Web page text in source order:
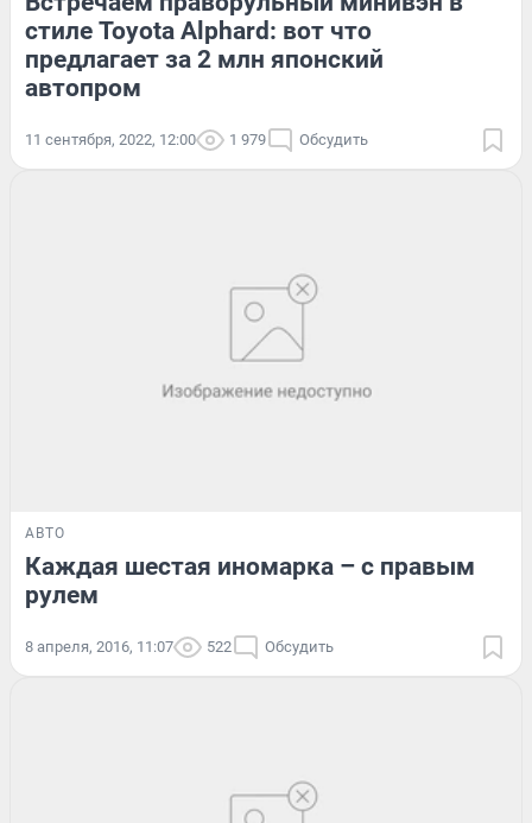
стиле Toyota Alphard: вот что
предлагает за 2 млн японский
автопром
11 сентября, 2022, 12:00 1 979 Обсудить
АВТО
Каждая шестая иномарка – с правым
рулем
8 апреля, 2016, 11:07 522 Обсудить